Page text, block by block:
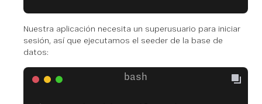
Nuestra aplicación necesita un superusuario para iniciar
sesión, así que ejecutamos el seeder de la base de
datos: